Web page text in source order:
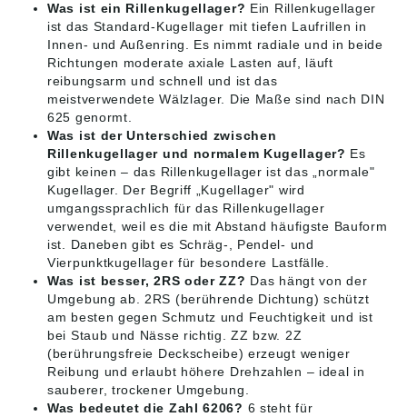
Was ist ein Rillenkugellager? Ein Rillenkugellager
ist das Standard-Kugellager mit tiefen Laufrillen in
Innen- und Außenring. Es nimmt radiale und in beide
Richtungen moderate axiale Lasten auf, läuft
reibungsarm und schnell und ist das
meistverwendete Wälzlager. Die Maße sind nach DIN
625 genormt.
Was ist der Unterschied zwischen
Rillenkugellager und normalem Kugellager? Es
gibt keinen – das Rillenkugellager ist das „normale"
Kugellager. Der Begriff „Kugellager" wird
umgangssprachlich für das Rillenkugellager
verwendet, weil es die mit Abstand häufigste Bauform
ist. Daneben gibt es Schräg-, Pendel- und
Vierpunktkugellager für besondere Lastfälle.
Was ist besser, 2RS oder ZZ? Das hängt von der
Umgebung ab. 2RS (berührende Dichtung) schützt
am besten gegen Schmutz und Feuchtigkeit und ist
bei Staub und Nässe richtig. ZZ bzw. 2Z
(berührungsfreie Deckscheibe) erzeugt weniger
Reibung und erlaubt höhere Drehzahlen – ideal in
sauberer, trockener Umgebung.
Was bedeutet die Zahl 6206? 6 steht für